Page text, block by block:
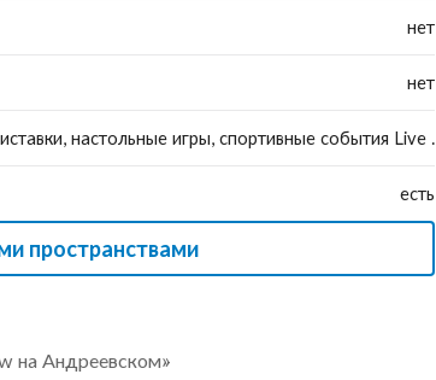
нет
нет
настольные игры, спортивные события Live .
есть
пространствами
на Андреевском»